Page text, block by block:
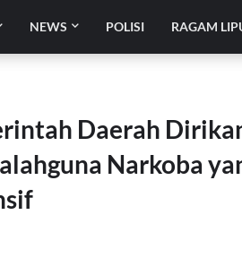
NEWS POLISI RAGAM
Daerah
Narkoba